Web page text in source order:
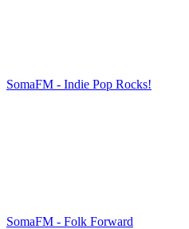
SomaFM - Indie Pop Rocks!
SomaFM - Folk Forward